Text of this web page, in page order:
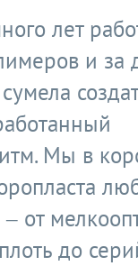
лет
и за
Мы в
от
до